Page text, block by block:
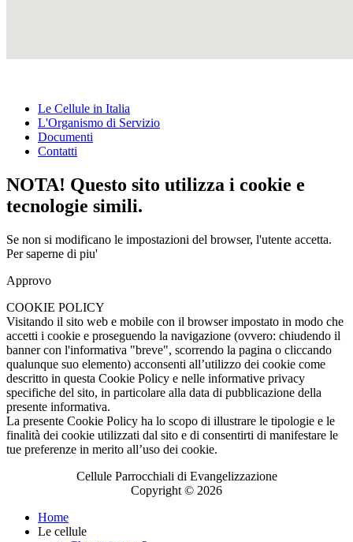
Le Cellule in Italia
L'Organismo di Servizio
Documenti
Contatti
NOTA! Questo sito utilizza i cookie e
tecnologie simili.
Se non si modificano le impostazioni del browser, l'utente accetta.
Per saperne di piu'
Approvo
COOKIE POLICY
Visitando il sito web e mobile con il browser impostato in modo che
accetti i cookie e proseguendo la navigazione (ovvero: chiudendo il
banner con l'informativa "breve", scorrendo la pagina o cliccando
qualunque suo elemento) acconsenti all’utilizzo dei cookie come
descritto in questa Cookie Policy e nelle informative privacy
specifiche del sito, in particolare alla data di pubblicazione della
presente informativa.
La presente Cookie Policy ha lo scopo di illustrare le tipologie e le
finalità dei cookie utilizzati dal sito e di consentirti di manifestare le
tue preferenze in merito all’uso dei cookie.
Cellule Parrocchiali di Evangelizzazione
Copyright © 2026
Home
Le cellule